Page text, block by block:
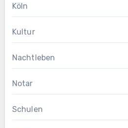
Köln
Kultur
Nachtleben
Notar
Schulen